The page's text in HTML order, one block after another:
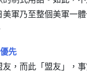
軍乃至整個美軍一
先
，而此「盟友」，